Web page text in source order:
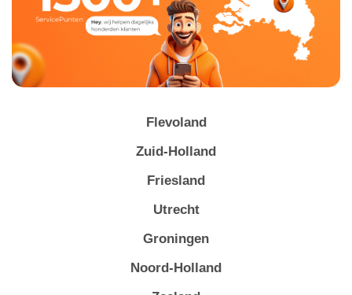
Flevoland
Zuid-Holland
Friesland
Utrecht
Groningen
Noord-Holland